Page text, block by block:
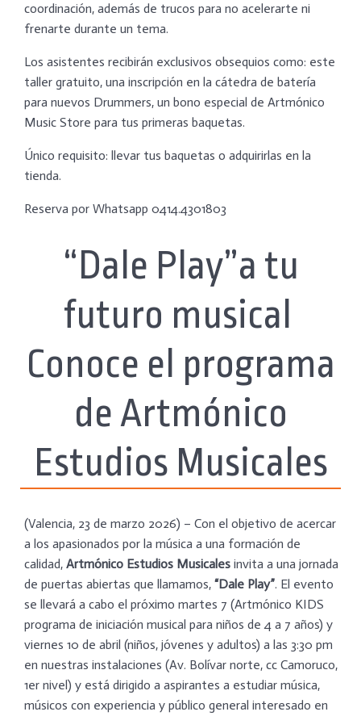
coordinación, además de trucos para no acelerarte ni
frenarte durante un tema.
Los asistentes recibirán exclusivos obsequios como: este
taller gratuito, una inscripción en la cátedra de batería
para nuevos Drummers, un bono especial de Artmónico
Music Store para tus primeras baquetas.
Único requisito: llevar tus baquetas o adquirirlas en la
tienda.
Reserva por Whatsapp 0414.4301803
“Dale Play”a tu
futuro musical
Conoce el programa
de Artmónico
Estudios Musicales
(Valencia, 23 de marzo 2026) – Con el objetivo de acercar
a los apasionados por la música a una formación de
calidad, Artmónico Estudios Musicales invita a una jornada
de puertas abiertas que llamamos, “Dale Play”. El evento
se llevará a cabo el próximo martes 7 (Artmónico KIDS
programa de iniciación musical para niños de 4 a 7 años) y
viernes 10 de abril (niños, jóvenes y adultos) a las 3:30 pm
en nuestras instalaciones (Av. Bolívar norte, cc Camoruco,
1er nivel) y está dirigido a aspirantes a estudiar música,
músicos con experiencia y público general interesado en